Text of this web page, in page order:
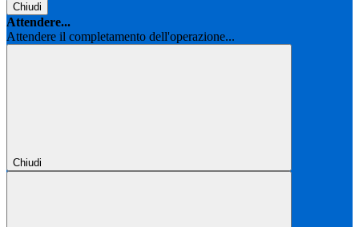
Chiudi
Attendere...
Attendere il completamento dell'operazione...
Chiudi